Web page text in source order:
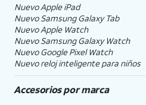
Nuevo Apple iPad
Nuevo Samsung Galaxy Tab
Nuevo Apple Watch
Nuevo Samsung Galaxy Watch
Nuevo Google Pixel Watch
Nuevo reloj inteligente para niños
Accesorios por marca